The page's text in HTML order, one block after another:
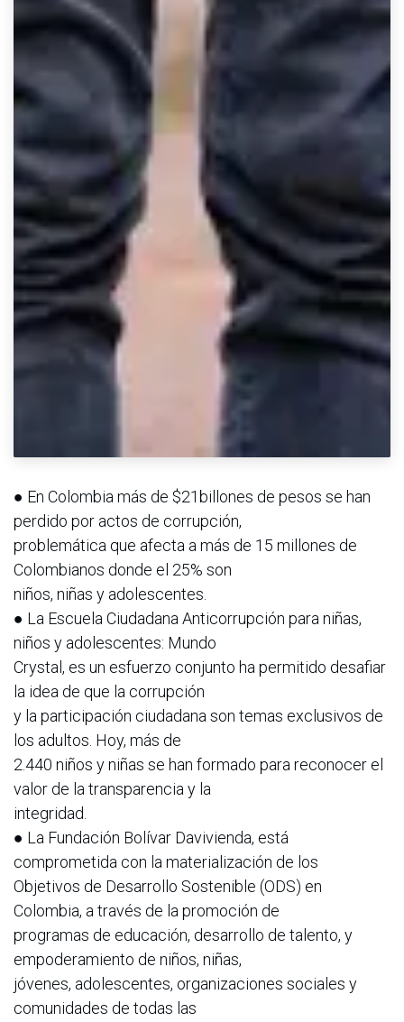
● En Colombia más de $21billones de pesos se han
perdido por actos de corrupción,
problemática que afecta a más de 15 millones de
Colombianos donde el 25% son
niños, niñas y adolescentes.
● La Escuela Ciudadana Anticorrupción para niñas,
niños y adolescentes: Mundo
Crystal, es un esfuerzo conjunto ha permitido desafiar
la idea de que la corrupción
y la participación ciudadana son temas exclusivos de
los adultos. Hoy, más de
2.440 niños y niñas se han formado para reconocer el
valor de la transparencia y la
integridad.
● La Fundación Bolívar Davivienda, está
comprometida con la materialización de los
Objetivos de Desarrollo Sostenible (ODS) en
Colombia, a través de la promoción de
programas de educación, desarrollo de talento, y
empoderamiento de niños, niñas,
jóvenes, adolescentes, organizaciones sociales y
comunidades de todas las